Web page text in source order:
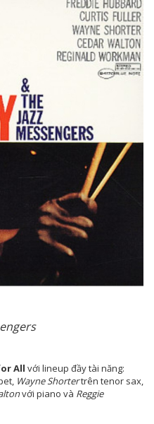
All với lineup đầy tài năng:
Wayne Shortertrên tenor sax,
với piano và Reggie